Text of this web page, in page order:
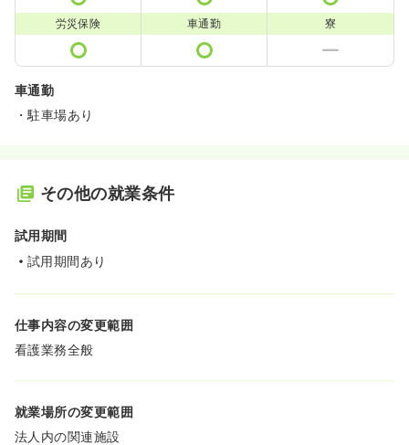
労災保険 車通勤 寮
車通勤
・駐車場あり
その他の就業条件
試用期間
試用期間あり
仕事内容の変更範囲
看護業務全般
就業場所の変更範囲
法人内の関連施設